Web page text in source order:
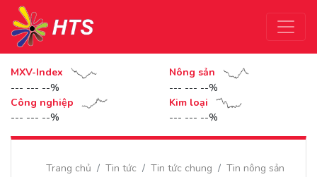
MXV-Index
--- --- --%
Nông sản
--- --- --%
Công nghiệp
--- --- --%
Kim loại
--- --- --%
Trang chủ Tin tức Tin tức chung
Tin nông sản